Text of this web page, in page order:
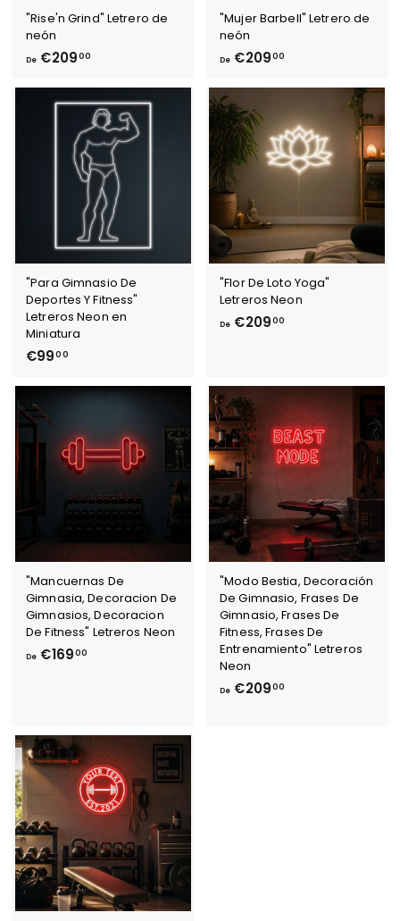
"Rise'n Grind" Letrero de
neón
De €20900
€
2
0
9
,
0
0
"Mujer Barbell" Letrero de
neón
De €20900
2
0
9
,
0
"Para Gimnasio De
Deportes Y Fitness"
Letreros Neon en
Miniatura
€9900€
9
0
0
"Flor De Loto Yoga"
Letreros Neon
De €20900
0
9
,
0
"Mancuernas De
Gimnasia, Decoracion De
Gimnasios, Decoracion
De Fitness" Letreros Neon
De €16900
6
,
0
0
"Modo Bestia, Decoración
De Gimnasio, Frases De
Gimnasio, Frases De
Fitness, Frases De
Entrenamiento" Letreros
Neon
De €20900